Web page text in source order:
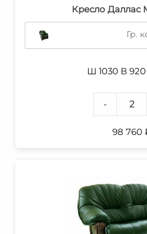
Кресло Даллас
Гр.
Ш 1030 В 920
-
98 760